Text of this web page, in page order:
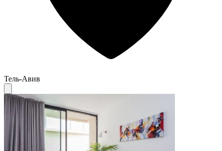
Тель-Авив